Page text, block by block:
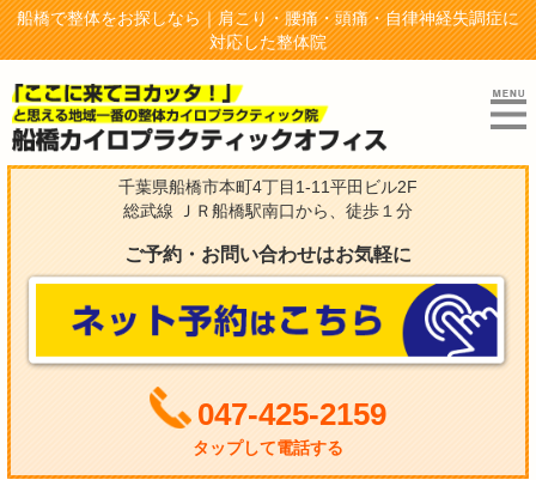
船橋で整体をお探しなら｜肩こり・腰痛・頭痛・自律神経失調症に
対応した整体院
千葉県船橋市本町4丁目1-11平田ビル2F
総武線 ＪＲ船橋駅南口から、徒歩１分
ご予約・お問い合わせはお気軽に
047-425-2159
タップして電話する